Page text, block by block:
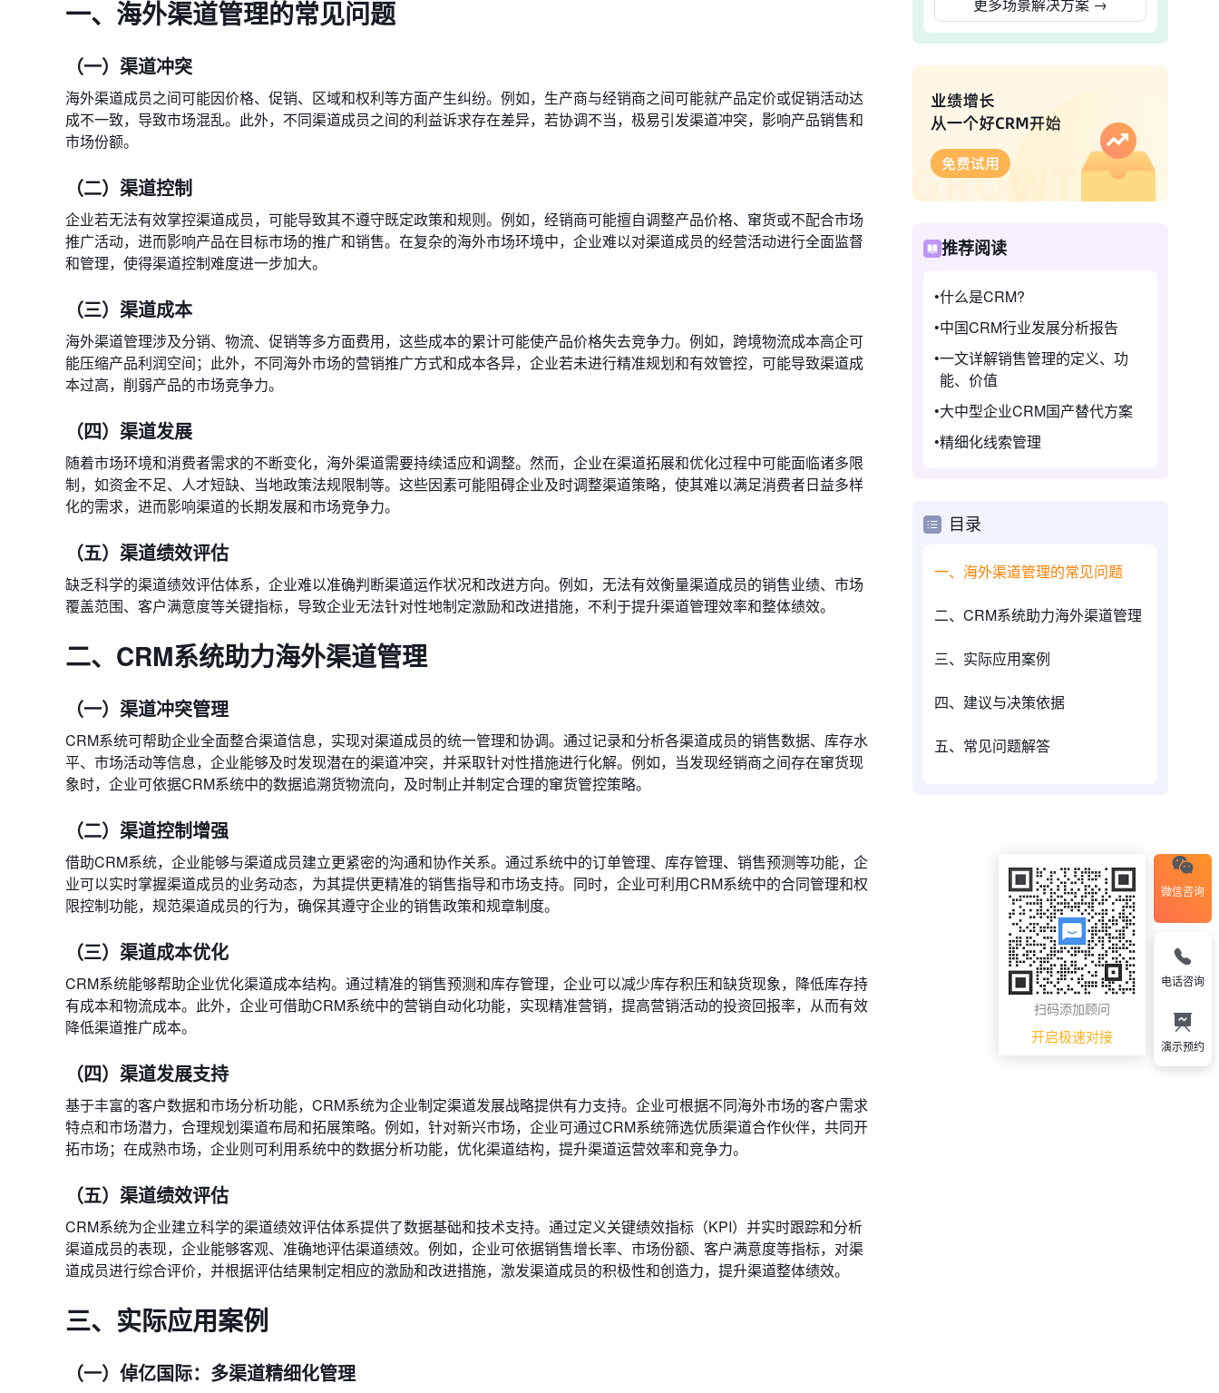
一、海外渠道管理的常见问题
（一）渠道冲突
海外渠道成员之间可能因价格、促销、区域和权利等方面产生纠纷。例如，生产商与经销商之间可能就产品定价或促销活动达
成不一致，导致市场混乱。此外，不同渠道成员之间的利益诉求存在差异，若协调不当，极易引发渠道冲突，影响产品销售和
市场份额。
（二）渠道控制
企业若无法有效掌控渠道成员，可能导致其不遵守既定政策和规则。例如，经销商可能擅自调整产品价格、窜货或不配合市场
推广活动，进而影响产品在目标市场的推广和销售。在复杂的海外市场环境中，企业难以对渠道成员的经营活动进行全面监督
和管理，使得渠道控制难度进一步加大。
（三）渠道成本
海外渠道管理涉及分销、物流、促销等多方面费用，这些成本的累计可能使产品价格失去竞争力。例如，跨境物流成本高企可
能压缩产品利润空间；此外，不同海外市场的营销推广方式和成本各异，企业若未进行精准规划和有效管控，可能导致渠道成
本过高，削弱产品的市场竞争力。
（四）渠道发展
随着市场环境和消费者需求的不断变化，海外渠道需要持续适应和调整。然而，企业在渠道拓展和优化过程中可能面临诸多限
制，如资金不足、人才短缺、当地政策法规限制等。这些因素可能阻碍企业及时调整渠道策略，使其难以满足消费者日益多样
化的需求，进而影响渠道的长期发展和市场竞争力。
（五）渠道绩效评估
缺乏科学的渠道绩效评估体系，企业难以准确判断渠道运作状况和改进方向。例如，无法有效衡量渠道成员的销售业绩、市场
覆盖范围、客户满意度等关键指标，导致企业无法针对性地制定激励和改进措施，不利于提升渠道管理效率和整体绩效。
二、CRM系统助力海外渠道管理
（一）渠道冲突管理
CRM系统可帮助企业全面整合渠道信息，实现对渠道成员的统一管理和协调。通过记录和分析各渠道成员的销售数据、库存水
平、市场活动等信息，企业能够及时发现潜在的渠道冲突，并采取针对性措施进行化解。例如，当发现经销商之间存在窜货现
象时，企业可依据CRM系统中的数据追溯货物流向，及时制止并制定合理的窜货管控策略。
（二）渠道控制增强
借助CRM系统，企业能够与渠道成员建立更紧密的沟通和协作关系。通过系统中的订单管理、库存管理、销售预测等功能，企
业可以实时掌握渠道成员的业务动态，为其提供更精准的销售指导和市场支持。同时，企业可利用CRM系统中的合同管理和权
限控制功能，规范渠道成员的行为，确保其遵守企业的销售政策和规章制度。
（三）渠道成本优化
CRM系统能够帮助企业优化渠道成本结构。通过精准的销售预测和库存管理，企业可以减少库存积压和缺货现象，降低库存持
有成本和物流成本。此外，企业可借助CRM系统中的营销自动化功能，实现精准营销，提高营销活动的投资回报率，从而有效
降低渠道推广成本。
（四）渠道发展支持
基于丰富的客户数据和市场分析功能，CRM系统为企业制定渠道发展战略提供有力支持。企业可根据不同海外市场的客户需求
特点和市场潜力，合理规划渠道布局和拓展策略。例如，针对新兴市场，企业可通过CRM系统筛选优质渠道合作伙伴，共同开
拓市场；在成熟市场，企业则可利用系统中的数据分析功能，优化渠道结构，提升渠道运营效率和竞争力。
（五）渠道绩效评估
CRM系统为企业建立科学的渠道绩效评估体系提供了数据基础和技术支持。通过定义关键绩效指标（KPI）并实时跟踪和分析
渠道成员的表现，企业能够客观、准确地评估渠道绩效。例如，企业可依据销售增长率、市场份额、客户满意度等指标，对渠
道成员进行综合评价，并根据评估结果制定相应的激励和改进措施，激发渠道成员的积极性和创造力，提升渠道整体绩效。
三、实际应用案例
（一）倬亿国际：多渠道精细化管理
推荐阅读
什么是CRM?
中国CRM行业发展分析报告
一文详解销售管理的定义、功
能、价值
大中型企业CRM国产替代方案
精细化线索管理
目录
一、海外渠道管理的常见问题
二、CRM系统助力海外渠道管理
三、实际应用案例
四、建议与决策依据
五、常见问题解答
微信咨询
扫码添加顾问
开启极速对接
电话咨询
演示预约